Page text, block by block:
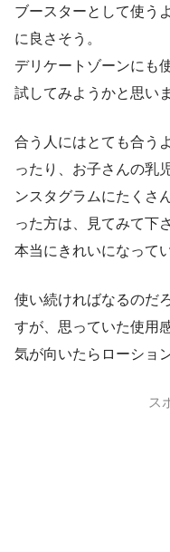
ブースターとして使う
に良さそう。
デリケートゾーンにも
試してみようかと思いま
合う人にはとても合う
ったり、お子さんの乳
ンスタグラムにたくさ
った方は、見てみて下
本当にきれいになって
使い続ければなるのだ
すが、思っていた使用
気が向いたらローショ
ス